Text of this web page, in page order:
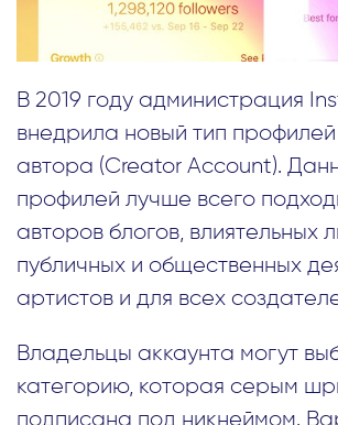
В 2019 году администрация
внедрила новый тип
автора (Creator Account).
профилей лучше всего
авторов блогов, влиятельных
публичных и общественных
артистов и для всех
Владельцы аккаунта могут
категорию, которая серым
подписана под никнеймом.